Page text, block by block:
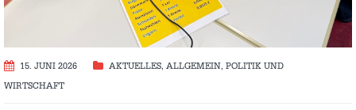
15. JUNI 2026 AKTUELLES, ALLGEMEIN, POLITIK UND
WIRTSCHAFT